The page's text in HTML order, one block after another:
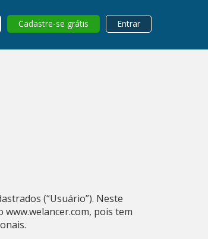
Cadastre-se grátis Entrar
(“Usuário”). Neste
pois tem